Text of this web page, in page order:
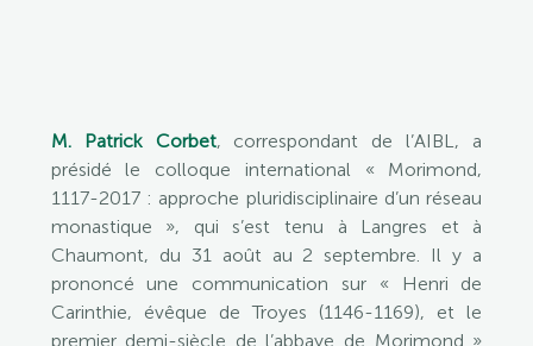
M. Patrick Corbet, correspondant de l’AIBL, a
présidé le colloque international « Morimond,
1117-2017 : approche pluridisciplinaire d’un réseau
monastique », qui s’est tenu à Langres et à
Chaumont, du 31 août au 2 septembre. Il y a
prononcé une communication sur « Henri de
Carinthie, évêque de Troyes (1146-1169), et le
premier demi-siècle de l’abbaye de Morimond »